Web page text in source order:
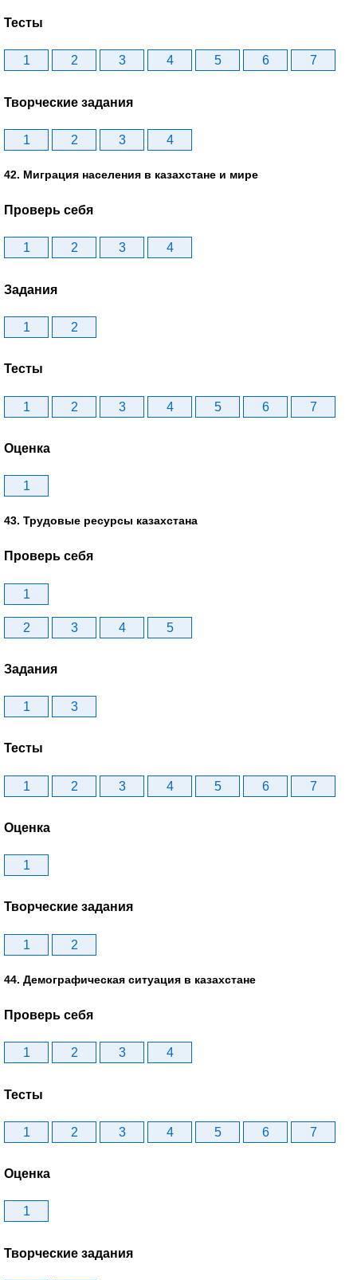
Тесты
1 2 3 4 5 6 7
Творческие задания
1 2 3 4
42. Миграция населения в казахстане и мире
Проверь себя
1 2 3 4
Задания
1 2
Тесты
1 2 3 4 5 6 7
Оценка
1
43. Трудовые ресурсы казахстана
Проверь себя
1
2 3 4 5
Задания
1 3
Тесты
1 2 3 4 5 6 7
Оценка
1
Творческие задания
1 2
44. Демографическая ситуация в казахстане
Проверь себя
1 2 3 4
Тесты
1 2 3 4 5 6 7
Оценка
1
Творческие задания